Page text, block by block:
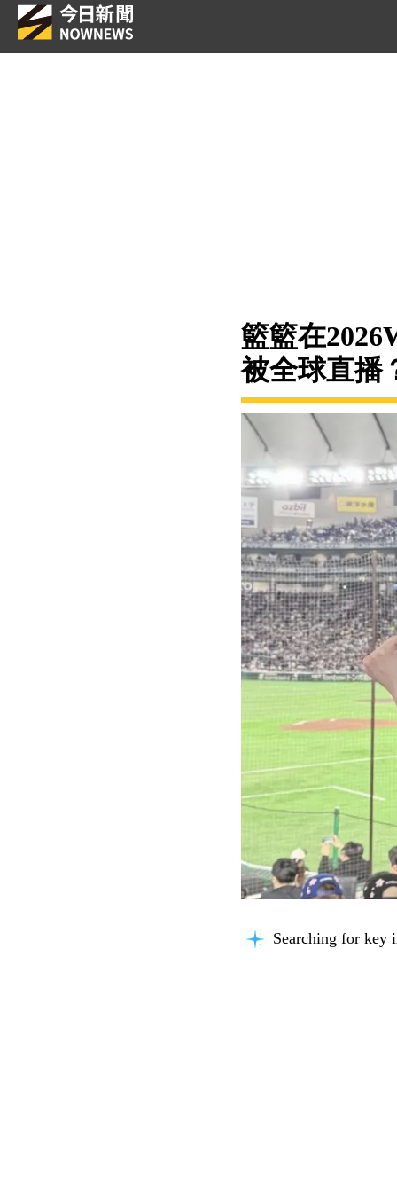
籃籃在
被全球直播
Searching for key